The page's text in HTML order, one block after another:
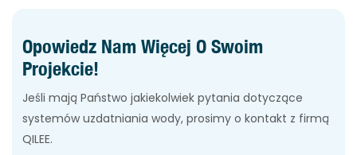
Opowiedz Nam Więcej O Swoim
Projekcie!
Jeśli mają Państwo jakiekolwiek pytania dotyczące
systemów uzdatniania wody, prosimy o kontakt z firmą
QILEE.